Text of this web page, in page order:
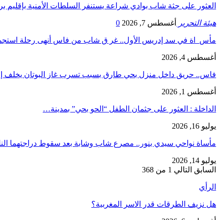
العثور على جثة شاب بوادي شراعة يستنفر السلطات الأمنية بإقليم
هيئة التحرير أغسطس 7, 2026 0
مأس_اة في سد إدريس الأول.. غر ق شاب من فاس أنهى رحلة
أغسطس 4, 2026
فاس.. حريق داخل منزل بحي طارق بسبب تسرب غاز البوتان يخلف
أغسطس 1, 2026
​الداخلة : العثور على جثمان الطفل “الحو بحي” بمدينة…
يوليو 16, 2026
مأساة نواحي سيدي بنور.. مصرع شاب وشابة بعد سقوط دراجتهما
يوليو 14, 2026
السابق التالي 1 من 368
الرأي
هل نزيف الطرقات قدر الاسر المغربية؟